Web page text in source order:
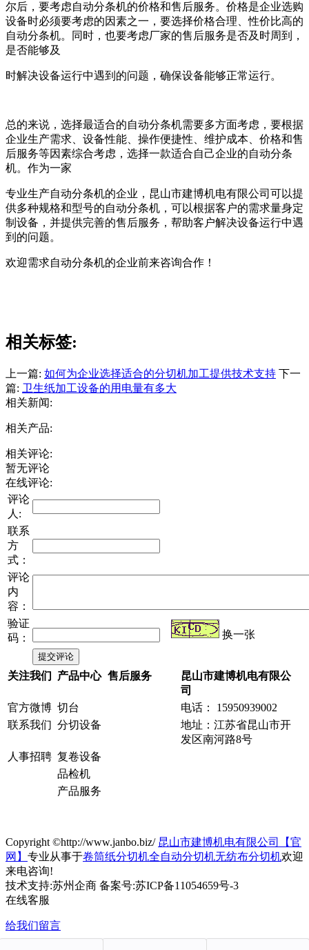
尔后，要考虑自动分条机的价格和售后服务。价格是企业选购
设备时必须要考虑的因素之一，要选择价格合理、性价比高的
自动分条机。同时，也要考虑厂家的售后服务是否及时周到，
是否能够及
时解决设备运行中遇到的问题，确保设备能够正常运行。
总的来说，选择最适合的自动分条机需要多方面考虑，要根据
企业生产需求、设备性能、操作便捷性、维护成本、价格和售
后服务等因素综合考虑，选择一款适合自己企业的自动分条
机。作为一家
专业生产自动分条机的企业，昆山市建博机电有限公司可以提
供多种规格和型号的自动分条机，可以根据客户的需求量身定
制设备，并提供完善的售后服务，帮助客户解决设备运行中遇
到的问题。
欢迎需求自动分条机的企业前来咨询合作！
相关标签:
上一篇: 如何为企业选择适合的分切机加工提供技术支持 下一
篇: 卫生纸加工设备的用电量有多大
相关新闻:
相关产品:
相关评论:
暂无评论
在线评论:
评论
人:
联系
方
式：
评论
内
容：
验证
码：
换一张
关注我们 产品中心 售后服务
昆山市建博机电有限公
司
官方微博 切台
电话： 15950939002
联系我们 分切设备
地址：江苏省昆山市开
发区南河路8号
人事招聘 复卷设备
品检机
产品服务
Copyright ©http://www.janbo.biz/ 昆山市建博机电有限公司【官
网】 专业从事于卷筒纸分切机全自动分切机无纺布分切机欢迎
来电咨询!
技术支持:苏州企商 备案号:苏ICP备11054659号-3
在线客服
给我们留言